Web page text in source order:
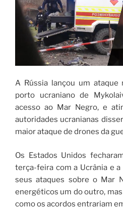
A Rússia lançou um
porto ucraniano de
acesso ao Mar Negro, e
autoridades ucranianas
maior ataque de drones da
Os Estados Unidos
terça-feira com a Ucrânia e
seus ataques sobre o Mar
energéticos um do outro,
como os acordos entrariam